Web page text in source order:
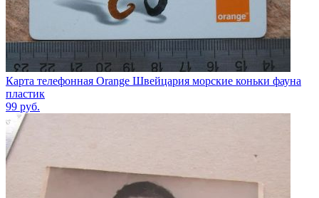
Карта телефонная Orange Швейцария морские коньки фауна
пластик
99 руб.